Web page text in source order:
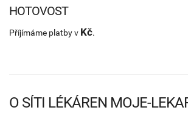
HOTOVOST
Příjímáme platby v Kč.
O SÍTI LÉKÁREN MOJE-